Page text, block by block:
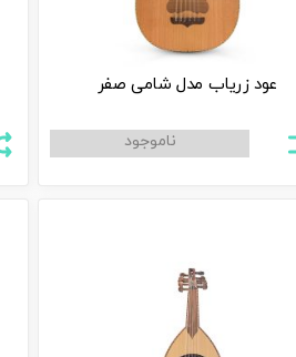
عود زریاب مدل شامی صفر